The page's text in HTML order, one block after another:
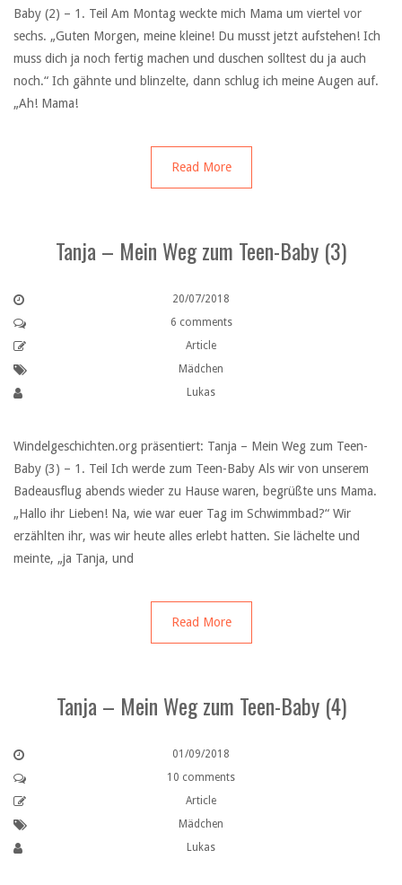
Baby (2) – 1. Teil Am Montag weckte mich Mama um viertel vor
sechs. „Guten Morgen, meine kleine! Du musst jetzt aufstehen! Ich
muss dich ja noch fertig machen und duschen solltest du ja auch
noch.“ Ich gähnte und blinzelte, dann schlug ich meine Augen auf.
„Ah! Mama!
Read More
Tanja – Mein Weg zum Teen-Baby (3)
20/07/2018
6 comments
Article
Mädchen
Lukas
Windelgeschichten.org präsentiert: Tanja – Mein Weg zum Teen-
Baby (3) – 1. Teil Ich werde zum Teen-Baby Als wir von unserem
Badeausflug abends wieder zu Hause waren, begrüßte uns Mama.
„Hallo ihr Lieben! Na, wie war euer Tag im Schwimmbad?“ Wir
erzählten ihr, was wir heute alles erlebt hatten. Sie lächelte und
meinte, „ja Tanja, und
Read More
Tanja – Mein Weg zum Teen-Baby (4)
01/09/2018
10 comments
Article
Mädchen
Lukas